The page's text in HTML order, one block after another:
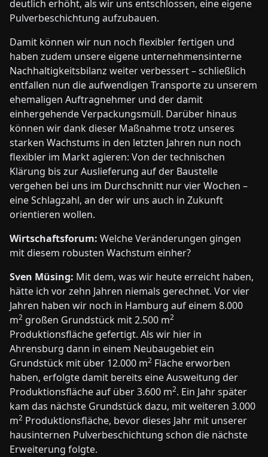
deutlich erhöht, als wir uns entschlossen, eine eigene
Pulverbeschichtung aufzubauen.
Damit können wir nun noch flexibler fertigen und
haben zudem unsere eigene unternehmensinterne
Nachhaltigkeitsbilanz weiter verbessert – schließlich
entfallen nun die aufwendigen Transporte zu unserem
ehemaligen Auftragnehmer und der damit
einhergehende Verpackungsmüll. Darüber hinaus
können wir dank dieser Maßnahme trotz unseres
starken Wachstums in den letzten Jahren nun noch
flexibler im Markt agieren: Von der technischen
Klärung bis zur Auslieferung auf der Baustelle
vergehen bei uns im Durchschnitt nur vier Wochen –
eine Schlagzahl, an der wir uns auch in Zukunft
orientieren wollen.
Wirtschaftsforum: Welche Veränderungen gingen
mit diesem robusten Wachstum einher?
Sven Müsing: Mit dem, was wir heute erreicht haben,
hätte ich vor zehn Jahren niemals gerechnet. Vor vier
Jahren haben wir noch in Hamburg auf einem 8.000
m2 großen Grundstück mit 2.500 m2
Produktionsfläche gefertigt. Als wir hier in
Ahrensburg dann in einem Neubaugebiet ein
Grundstück mit über 12.000 m2 Fläche erworben
haben, erfolgte damit bereits eine Ausweitung der
Produktionsfläche auf über 3.600 m2. Ein Jahr später
kam das nächste Grundstück dazu, mit weiteren 3.000
m2 Produktionsfläche, bevor dieses Jahr mit unserer
hausinternen Pulverbeschichtung schon die nächste
Erweiterung folgte.